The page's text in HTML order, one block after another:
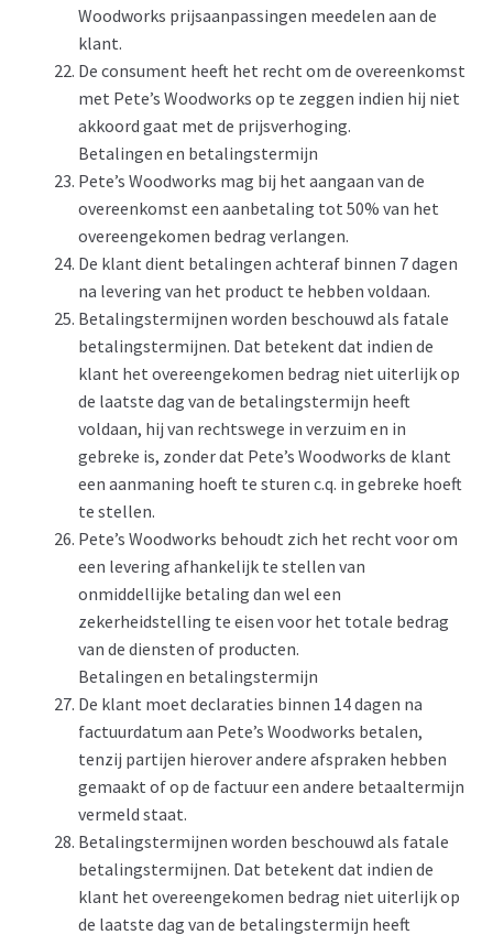
Woodworks prijsaanpassingen meedelen aan de
klant.
De consument heeft het recht om de overeenkomst
met Pete’s Woodworks op te zeggen indien hij niet
akkoord gaat met de prijsverhoging.
Betalingen en betalingstermijn
Pete’s Woodworks mag bij het aangaan van de
overeenkomst een aanbetaling tot 50% van het
overeengekomen bedrag verlangen.
De klant dient betalingen achteraf binnen 7 dagen
na levering van het product te hebben voldaan.
Betalingstermijnen worden beschouwd als fatale
betalingstermijnen. Dat betekent dat indien de
klant het overeengekomen bedrag niet uiterlijk op
de laatste dag van de betalingstermijn heeft
voldaan, hij van rechtswege in verzuim en in
gebreke is, zonder dat Pete’s Woodworks de klant
een aanmaning hoeft te sturen c.q. in gebreke hoeft
te stellen.
Pete’s Woodworks behoudt zich het recht voor om
een levering afhankelijk te stellen van
onmiddellijke betaling dan wel een
zekerheidstelling te eisen voor het totale bedrag
van de diensten of producten.
Betalingen en betalingstermijn
De klant moet declaraties binnen 14 dagen na
factuurdatum aan Pete’s Woodworks betalen,
tenzij partijen hierover andere afspraken hebben
gemaakt of op de factuur een andere betaaltermijn
vermeld staat.
Betalingstermijnen worden beschouwd als fatale
betalingstermijnen. Dat betekent dat indien de
klant het overeengekomen bedrag niet uiterlijk op
de laatste dag van de betalingstermijn heeft